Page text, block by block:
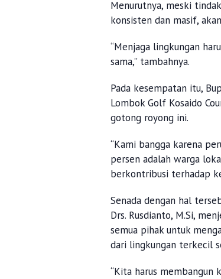
Menurutnya, meski
konsisten dan masif,
“Menjaga lingkungan
sama,” tambahnya.
Pada kesempatan itu,
Lombok Golf Kosaido
gotong royong ini.
“Kami bangga karena
persen adalah warga
berkontribusi terhadap
Senada dengan hal
Drs. Rusdianto, M.Si,
semua pihak untuk
dari lingkungan terkecil
“Kita harus membangun